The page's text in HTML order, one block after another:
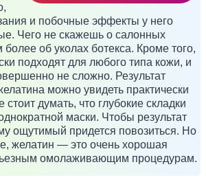
и побочные эффекты у него
Чего не скажешь о салонных
более об уколах ботекса. Кроме того,
подходят для любого типа кожи, и
не сложно. Результат
можно увидеть практически
стоит думать, что глубокие складки
маски. Чтобы результат
ощутимый придется повозиться. Но
желатин — это очень хорошая
омолаживающим процедурам.